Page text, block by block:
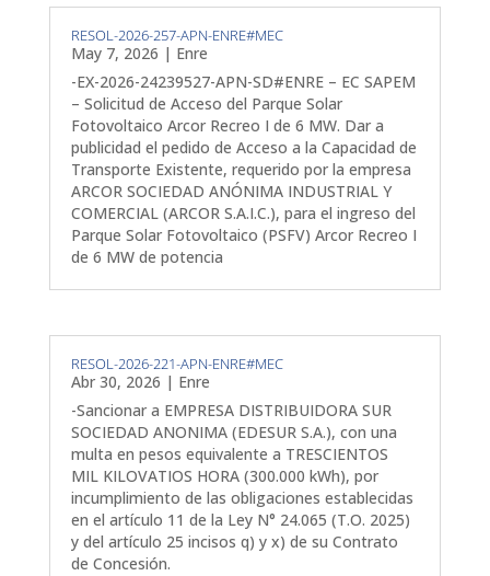
RESOL-2026-257-APN-ENRE#MEC
May 7, 2026 | Enre
-EX-2026-24239527-APN-SD#ENRE – EC SAPEM
– Solicitud de Acceso del Parque Solar
Fotovoltaico Arcor Recreo I de 6 MW. Dar a
publicidad el pedido de Acceso a la Capacidad de
Transporte Existente, requerido por la empresa
ARCOR SOCIEDAD ANÓNIMA INDUSTRIAL Y
COMERCIAL (ARCOR S.A.I.C.), para el ingreso del
Parque Solar Fotovoltaico (PSFV) Arcor Recreo I
de 6 MW de potencia
RESOL-2026-221-APN-ENRE#MEC
Abr 30, 2026 | Enre
-Sancionar a EMPRESA DISTRIBUIDORA SUR
SOCIEDAD ANONIMA (EDESUR S.A.), con una
multa en pesos equivalente a TRESCIENTOS
MIL KILOVATIOS HORA (300.000 kWh), por
incumplimiento de las obligaciones establecidas
en el artículo 11 de la Ley N° 24.065 (T.O. 2025)
y del artículo 25 incisos q) y x) de su Contrato
de Concesión.